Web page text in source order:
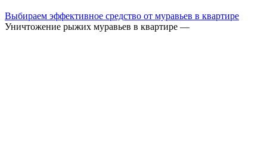
Выбираем эффективное средство от муравьев в квартире
Уничтожение рыжих муравьев в квартире —